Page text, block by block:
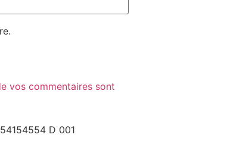
vos commentaires sont
D 001